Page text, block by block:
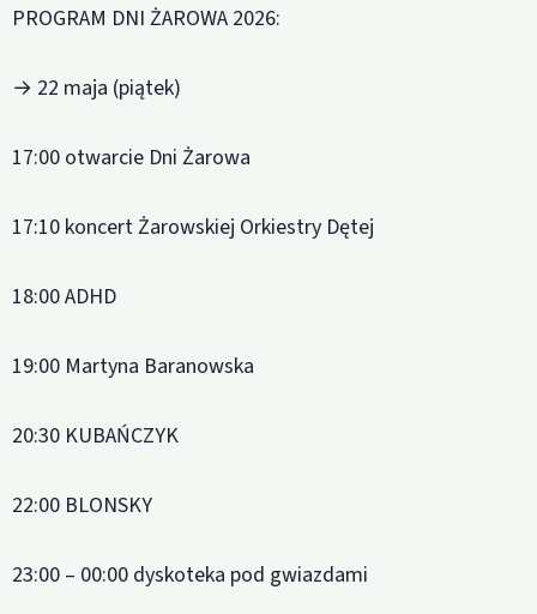
PROGRAM DNI ŻAROWA 2026:
→ 22 maja (piątek)
17:00 otwarcie Dni Żarowa
17:10 koncert Żarowskiej Orkiestry Dętej
18:00 ADHD
19:00 Martyna Baranowska
20:30 KUBAŃCZYK
22:00 BLONSKY
23:00 – 00:00 dyskoteka pod gwiazdami